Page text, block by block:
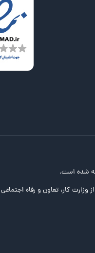
شده است.
وزارت کار، تعاون و رفاه اجتماعی